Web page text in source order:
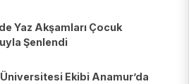
Yaz Akşamları Çocuk
Şenlendi
Ekibi Anamur’da